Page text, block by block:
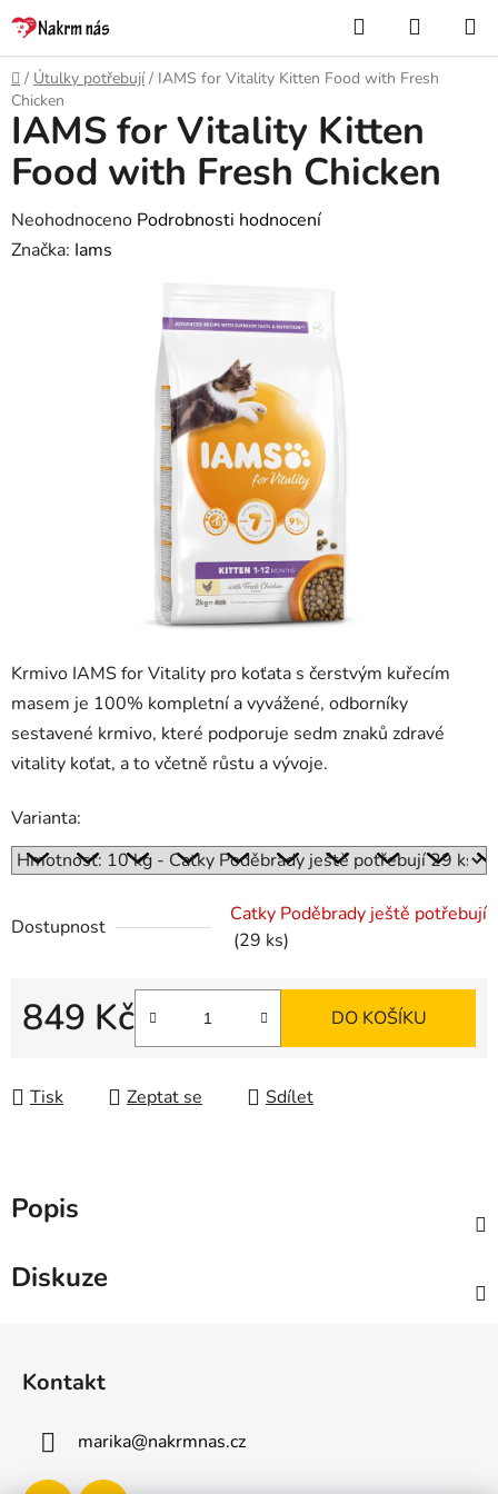
Přejít
na
obsah
Hledat
KOŠÍK
Domů
/ Útulky potřebují / IAMS for Vitality Kitten Food with Fresh
Chicken
Krmivo IAMS for Vitality pro koťata s čerstvým kuřecím
masem je 100% kompletní a vyvážené, odborníky
sestavené krmivo, které podporuje sedm znaků zdravé
vitality koťat, a to včetně růstu a vývoje.
Varianta:
Dostupnost
Catky Poděbrady ještě potřebují
(29 ks)
849 Kč DO KOŠÍKU
Tisk Zeptat se Sdílet
IAMS for Vitality Kitten
Food with Fresh Chicken
Průměrné
hodnocení
Neohodnoceno Podrobnosti hodnocení
Značka: Iams
Popis
Diskuze
Kontakt
marika@nakrmnas.cz